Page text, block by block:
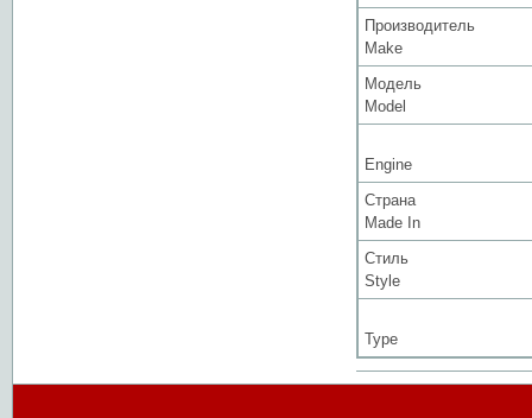
Производитель
Make
Модель
Model
Engine
Страна
Made In
Стиль
Style
Type